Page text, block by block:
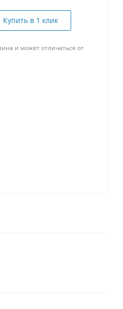
Купить в 1 клик
и может отличаться от